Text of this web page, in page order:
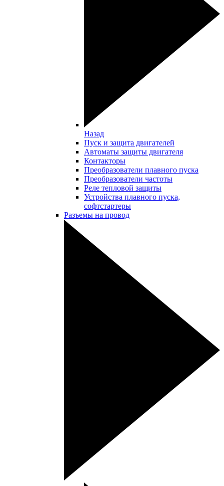
Назад
Пуск и защита двигателей
Автоматы защиты двигателя
Контакторы
Преобразователи плавного пуска
Преобразователи частоты
Реле тепловой защиты
Устройства плавного пуска,
софтстартеры
Разъемы на провод